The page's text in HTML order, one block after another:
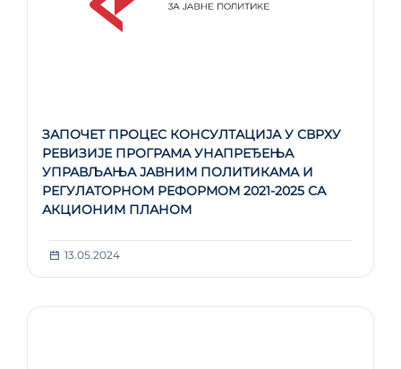
ЗАПОЧЕТ ПРОЦЕС КОНСУЛТАЦИЈА У СВРХУ
РЕВИЗИЈЕ ПРОГРАМА УНАПРЕЂЕЊА
УПРАВЉАЊА ЈАВНИМ ПОЛИТИКАМА И
РЕГУЛАТОРНОМ РЕФОРМОМ 2021-2025 СА
АКЦИОНИМ ПЛАНОМ
13.05.2024